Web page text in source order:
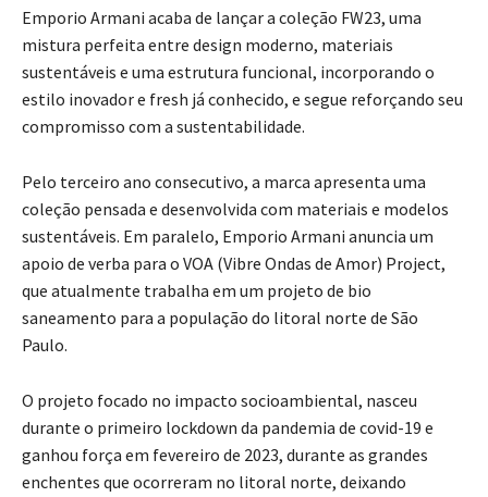
Emporio Armani acaba de lançar a coleção FW23, uma
mistura perfeita entre design moderno, materiais
sustentáveis e uma estrutura funcional, incorporando o
estilo inovador e fresh já conhecido, e segue reforçando seu
compromisso com a sustentabilidade.
Pelo terceiro ano consecutivo, a marca apresenta uma
coleção pensada e desenvolvida com materiais e modelos
sustentáveis. Em paralelo, Emporio Armani anuncia um
apoio de verba para o VOA (Vibre Ondas de Amor) Project,
que atualmente trabalha em um projeto de bio
saneamento para a população do litoral norte de São
Paulo.
O projeto focado no impacto socioambiental, nasceu
durante o primeiro lockdown da pandemia de covid-19 e
ganhou força em fevereiro de 2023, durante as grandes
enchentes que ocorreram no litoral norte, deixando